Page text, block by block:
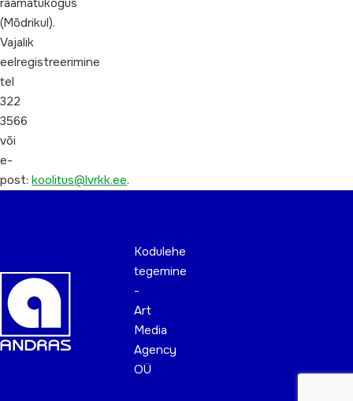
raamatukogus
(Mõdrikul).
Vajalik
eelregistreerimine
tel
322
3566
või
e-
post: koolitus@lvrkk.ee.
Kodulehe
tegemine
-
Art
Media
Agency
OÜ